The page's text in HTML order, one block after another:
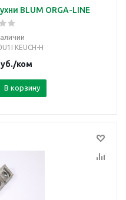
BLUM ORGA-LINE
KEUCH-H
/ком
В корзину